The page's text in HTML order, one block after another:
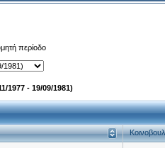
περίοδο
1977 - 19/09/1981)